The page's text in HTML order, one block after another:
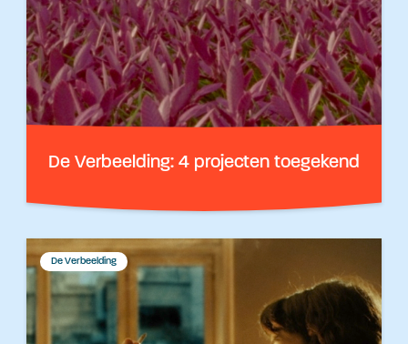
De Verbeelding: 4 projecten toegekend
De Verbeelding